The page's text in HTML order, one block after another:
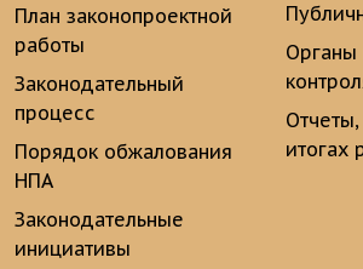
План законопроектной
работы
Законодательный
процесс
Порядок обжалования
НПА
Законодательные
инициативы
Органы
итогах